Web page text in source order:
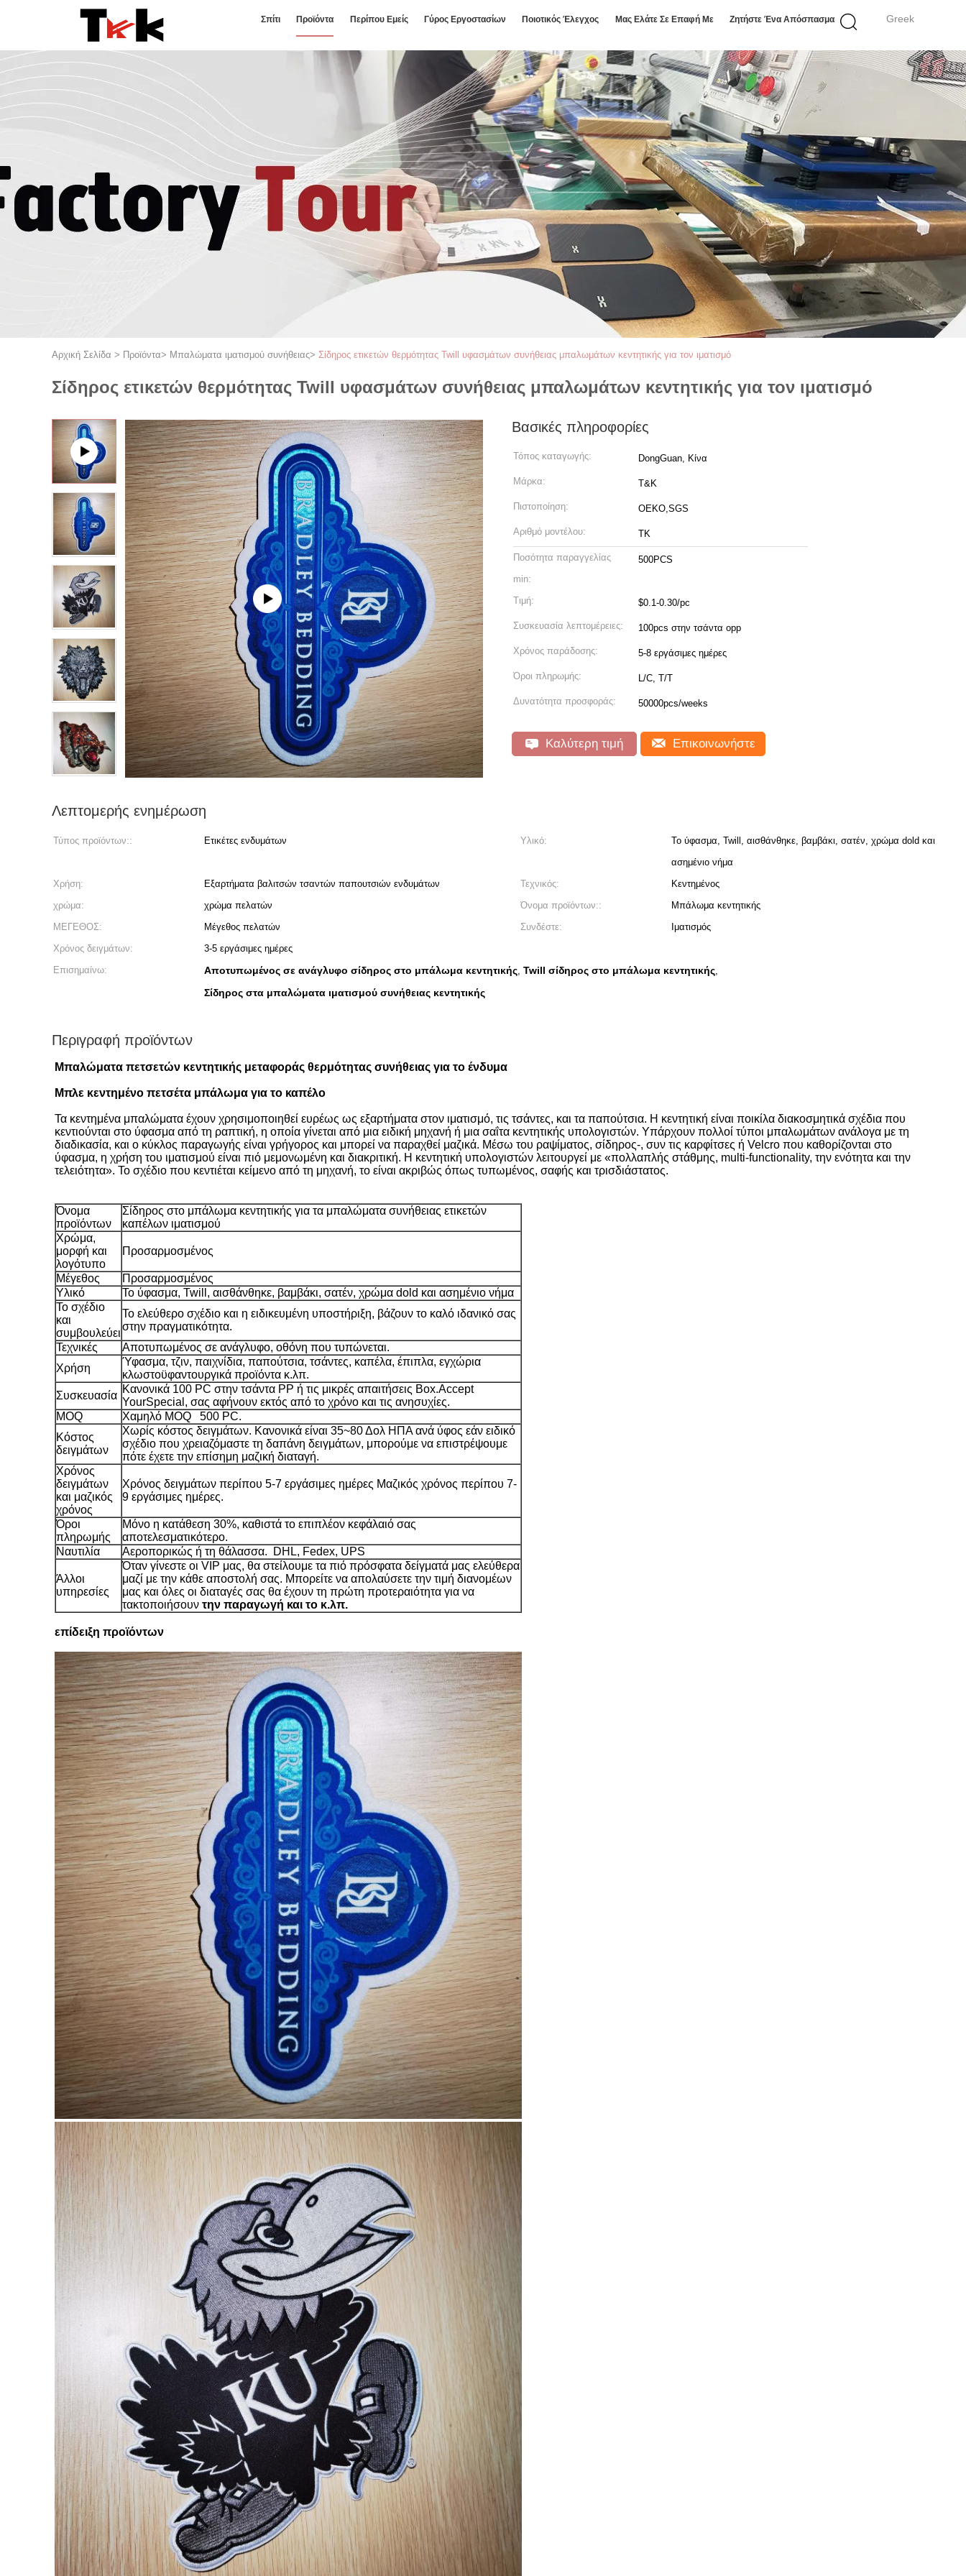
Greek
Σπίτι Προϊόντα Περίπου Εμείς Γύρος Εργοστασίων Ποιοτικός Έλεγχος Μας Ελάτε Σε Επαφή Με Ζητήστε Ένα Απόσπασμα
Αρχική Σελίδα > Προϊόντα> Μπαλώματα ιματισμού συνήθειας> Σίδηρος ετικετών θερμότητας Twill υφασμάτων συνήθειας μπαλωμάτων κεντητικής για τον ιματισμό
Σίδηρος ετικετών θερμότητας Twill υφασμάτων συνήθειας μπαλωμάτων κεντητικής για τον ιματισμό
Βασικές πληροφορίες
Τόπος καταγωγής: DongGuan, Κίνα
Μάρκα: T&K
Πιστοποίηση: OEKO,SGS
Αριθμό μοντέλου: TK
Ποσότητα παραγγελίας
min:
500PCS
Τιμή: $0.1-0.30/pc
Συσκευασία λεπτομέρειες: 100pcs στην τσάντα opp
Χρόνος παράδοσης: 5-8 εργάσιμες ημέρες
Όροι πληρωμής: L/C, T/T
Δυνατότητα προσφοράς: 50000pcs/weeks
Καλύτερη τιμή Επικοινωνήστε
Λεπτομερής ενημέρωση
Τύπος προϊόντων:: Ετικέτες ενδυμάτων Υλικό:
Το ύφασμα, Twill, αισθάνθηκε, βαμβάκι, σατέν, χρώμα dold και
ασημένιο νήμα
Χρήση:
Εξαρτήματα βαλιτσών τσαντών παπουτσιών ενδυμάτων Τεχνικός:
Κεντημένος
χρώμα:
χρώμα πελατών Όνομα προϊόντων::
Μπάλωμα κεντητικής
ΜΕΓΕΘΟΣ:
Μέγεθος πελατών Συνδέστε:
Ιματισμός
Χρόνος δειγμάτων:
3-5 εργάσιμες ημέρες
Επισημαίνω:
Αποτυπωμένος σε ανάγλυφο σίδηρος στο μπάλωμα κεντητικής, Twill σίδηρος στο μπάλωμα κεντητικής,
Σίδηρος στα μπαλώματα ιματισμού συνήθειας κεντητικής
Περιγραφή προϊόντων
Μπαλώματα πετσετών κεντητικής μεταφοράς θερμότητας συνήθειας για το ένδυμα
Μπλε κεντημένο πετσέτα μπάλωμα για το καπέλο
Τα κεντημένα μπαλώματα έχουν χρησιμοποιηθεί ευρέως ως εξαρτήματα στον ιματισμό, τις τσάντες, και τα παπούτσια. Η κεντητική είναι ποικίλα διακοσμητικά σχέδια που
κεντιούνται στο ύφασμα από τη ραπτική, η οποία γίνεται από μια ειδική μηχανή ή μια σαΐτα κεντητικής υπολογιστών. Υπάρχουν πολλοί τύποι μπαλωμάτων ανάλογα με τη
διαδικασία, και ο κύκλος παραγωγής είναι γρήγορος και μπορεί να παραχθεί μαζικά. Μέσω του ραψίματος, σίδηρος-, συν τις καρφίτσες ή Velcro που καθορίζονται στο
ύφασμα, η χρήση του ιματισμού είναι πιό μεμονωμένη και διακριτική. Η κεντητική υπολογιστών λειτουργεί με «πολλαπλής στάθμης, multi-functionality, την ενότητα και την
τελειότητα». Το σχέδιο που κεντιέται κείμενο από τη μηχανή, το είναι ακριβώς όπως τυπωμένος, σαφής και τρισδιάστατος.
Όνομα
προϊόντων
Σίδηρος στο μπάλωμα κεντητικής για τα μπαλώματα συνήθειας ετικετών
καπέλων ιματισμού
Χρώμα,
μορφή και
λογότυπο
Προσαρμοσμένος
Μέγεθος
Προσαρμοσμένος
Υλικό
Το ύφασμα, Twill, αισθάνθηκε, βαμβάκι, σατέν, χρώμα dold και ασημένιο νήμα
Το σχέδιο
και
συμβουλεύει
Το ελεύθερο σχέδιο και η ειδικευμένη υποστήριξη, βάζουν το καλό ιδανικό σας
στην πραγματικότητα.
Τεχνικές
Αποτυπωμένος σε ανάγλυφο, οθόνη που τυπώνεται.
Χρήση
Ύφασμα, τζιν, παιχνίδια, παπούτσια, τσάντες, καπέλα, έπιπλα, εγχώρια
κλωστοϋφαντουργικά προϊόντα κ.λπ.
Συσκευασία
Κανονικά 100 PC στην τσάντα PP ή τις μικρές απαιτήσεις Box.Accept
YourSpecial, σας αφήνουν εκτός από το χρόνο και τις ανησυχίες.
MOQ
Χαμηλό MOQ 500 PC.
Κόστος
δειγμάτων
Χωρίς κόστος δειγμάτων. Κανονικά είναι 35~80 Δολ ΗΠΑ ανά ύφος εάν ειδικό
σχέδιο που χρειαζόμαστε τη δαπάνη δειγμάτων, μπορούμε να επιστρέψουμε
πότε έχετε την επίσημη μαζική διαταγή.
Χρόνος
δειγμάτων
και μαζικός
χρόνος
Χρόνος δειγμάτων περίπου 5-7 εργάσιμες ημέρες Μαζικός χρόνος περίπου 7-
9 εργάσιμες ημέρες.
Όροι
πληρωμής
Μόνο η κατάθεση 30%, καθιστά το επιπλέον κεφάλαιό σας
αποτελεσματικότερο.
Ναυτιλία
Αεροπορικώς ή τη θάλασσα. DHL, Fedex, UPS
Άλλοι
υπηρεσίες
Όταν γίνεστε οι VIP μας, θα στείλουμε τα πιό πρόσφατα δείγματά μας ελεύθερα
μαζί με την κάθε αποστολή σας. Μπορείτε να απολαύσετε την τιμή διανομέων
μας και όλες οι διαταγές σας θα έχουν τη πρώτη προτεραιότητα για να
τακτοποιήσουν την παραγωγή και το κ.λπ.
επίδειξη προϊόντων